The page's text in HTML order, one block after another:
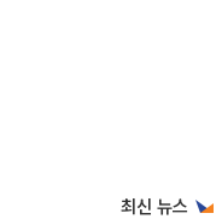
최신 뉴스